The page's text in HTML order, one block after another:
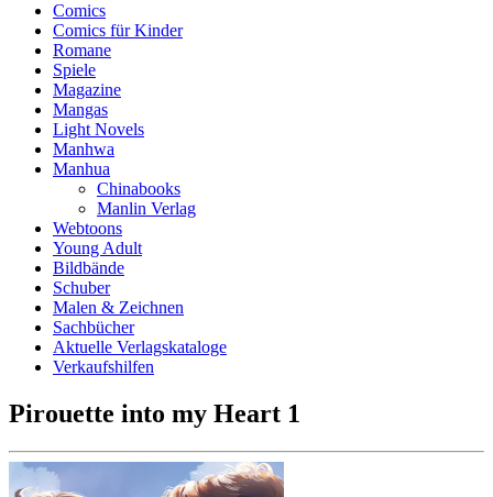
Comics
Comics für Kinder
Romane
Spiele
Magazine
Mangas
Light Novels
Manhwa
Manhua
Chinabooks
Manlin Verlag
Webtoons
Young Adult
Bildbände
Schuber
Malen & Zeichnen
Sachbücher
Aktuelle Verlagskataloge
Verkaufshilfen
Pirouette into my Heart 1